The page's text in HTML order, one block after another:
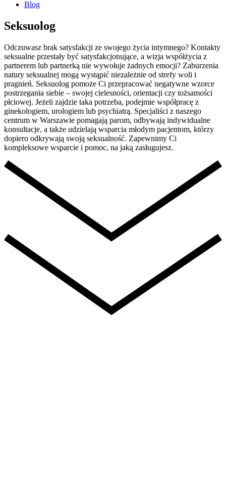
Blog
Seksuolog
Odczuwasz brak satysfakcji ze swojego życia intymnego? Kontakty
seksualne przestały być satysfakcjonujące, a wizja współżycia z
partnerem lub partnerką nie wywołuje żadnych emocji? Zaburzenia
natury seksualnej mogą wystąpić niezależnie od strefy woli i
pragnień. Seksuolog pomoże Ci przepracować negatywne wzorce
postrzegania siebie – swojej cielesności, orientacji czy tożsamości
płciowej. Jeżeli zajdzie taka potrzeba, podejmie współpracę z
ginekologiem, urologiem lub psychiatrą. Specjaliści z naszego
centrum w Warszawie pomagają parom, odbywają indywidualne
konsultacje, a także udzielają wsparcia młodym pacjentom, którzy
dopiero odkrywają swoją seksualność. Zapewnimy Ci
kompleksowe wsparcie i pomoc, na jaką zasługujesz.